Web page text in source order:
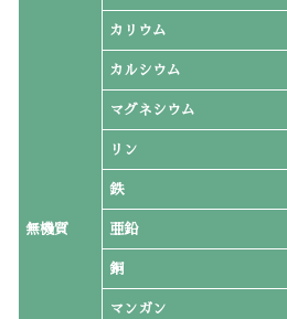
無機質
カリウム
カルシウム
マグネシウム
リン
鉄
亜鉛
銅
マンガン